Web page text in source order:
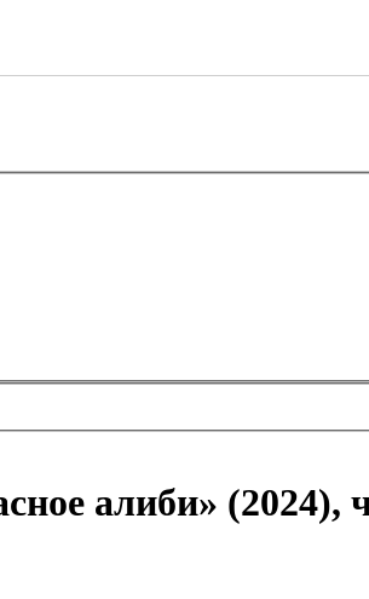
алиби» (2024),